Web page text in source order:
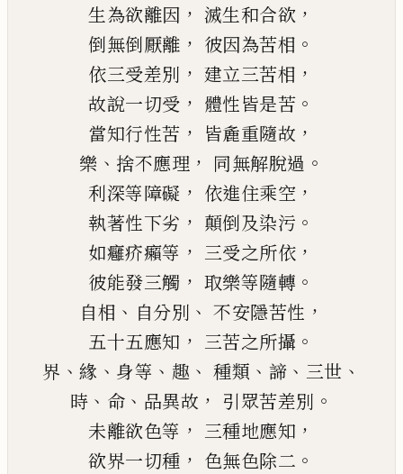
生為欲離因 ， 滅生和合欲 ，
倒無倒厭離 ， 彼因為苦相 。
依三受差別 ， 建立三苦相 ，
故說一切受 ， 體性皆是苦 。
當知行性苦 ， 皆麁重隨故 ，
樂 、 捨不應理 ， 同無解脫過 。
利深等障礙 ， 依進住乘空 ，
執著性下劣 ， 顛倒及染污 。
如癰疥癩等 ， 三受之所依 ，
彼能發三觸 ， 取樂等隨轉 。
自相 、 自分別 、 不安隱苦性 ，
五十五應知 ， 三苦之所攝 。
界 、 緣 、 身等 、 趣 、 種類 、 諦 、 三世 、
時 、 命 、 品異故 ， 引眾苦差別 。
未離欲色等 ， 三種地應知 ，
欲界一切種 ， 色無色除二 。